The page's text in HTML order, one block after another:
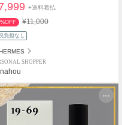
+送料着払
¥11,000
負担なし
SHOPPER